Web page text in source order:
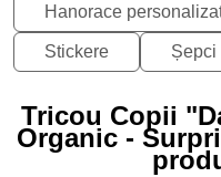
Hanorace
Stickere Șepci
Tricou Copii
Organic -